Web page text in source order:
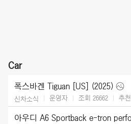
Car
폭스바겐 Tiguan [US] (2025)
신차소식 운영자 조회 26662 추천